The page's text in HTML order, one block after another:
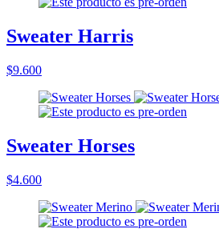
Sweater Harris
$9.600
Sweater Horses
$4.600